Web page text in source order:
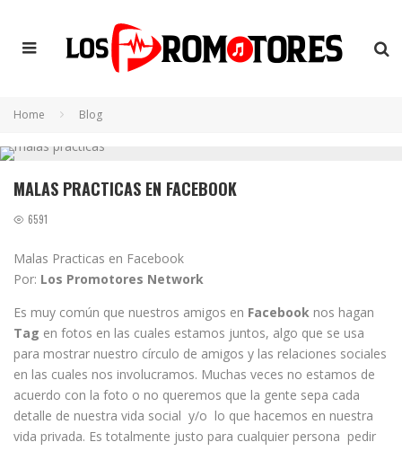
Home Blog
MALAS PRACTICAS EN FACEBOOK
6591
Malas Practicas en Facebook
Por: Los Promotores Network
Es muy común que nuestros amigos en Facebook nos hagan
Tag en fotos en las cuales estamos juntos, algo que se usa
para mostrar nuestro círculo de amigos y las relaciones sociales
en las cuales nos involucramos. Muchas veces no estamos de
acuerdo con la foto o no queremos que la gente sepa cada
detalle de nuestra vida social y/o lo que hacemos en nuestra
vida privada. Es totalmente justo para cualquier persona pedir